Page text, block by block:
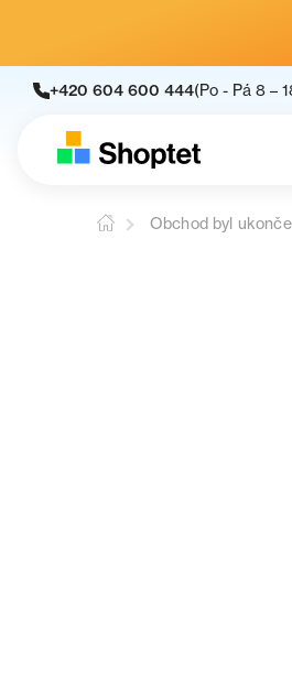
+420 604 600 444(Po - Pá 8 –
Obchod byl